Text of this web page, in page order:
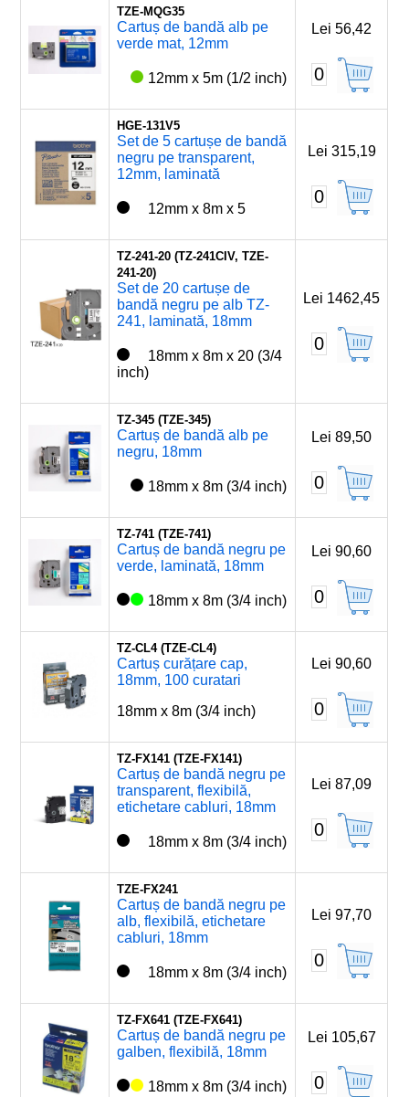
TZE-MQG35
Cartuș de bandă alb pe
verde mat, 12mm
12mm x 5m (1/2 inch)
Lei 56,42
0
HGE-131V5
Set de 5 cartușe de bandă
negru pe transparent,
12mm, laminată
12mm x 8m x 5
Lei 315,19
0
TZ-241-20 (TZ-241CIV, TZE-
241-20)
Set de 20 cartușe de
bandă negru pe alb TZ-
241, laminată, 18mm
18mm x 8m x 20 (3/4
inch)
Lei 1462,45
0
TZ-345 (TZE-345)
Cartuș de bandă alb pe
negru, 18mm
18mm x 8m (3/4 inch)
Lei 89,50
0
TZ-741 (TZE-741)
Cartuș de bandă negru pe
verde, laminată, 18mm
18mm x 8m (3/4 inch)
Lei 90,60
0
TZ-CL4 (TZE-CL4)
Cartuș curățare cap,
18mm, 100 curatari
18mm x 8m (3/4 inch)
Lei 90,60
0
TZ-FX141 (TZE-FX141)
Cartuș de bandă negru pe
transparent, flexibilă,
etichetare cabluri, 18mm
18mm x 8m (3/4 inch)
Lei 87,09
0
TZE-FX241
Cartuș de bandă negru pe
alb, flexibilă, etichetare
cabluri, 18mm
18mm x 8m (3/4 inch)
Lei 97,70
0
TZ-FX641 (TZE-FX641)
Cartuș de bandă negru pe
galben, flexibilă, 18mm
18mm x 8m (3/4 inch)
Lei 105,67
0